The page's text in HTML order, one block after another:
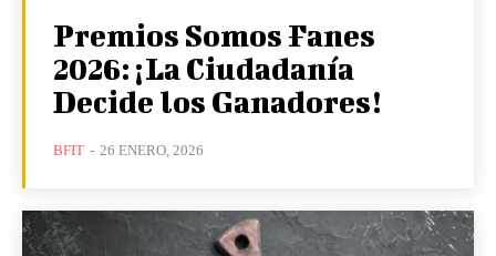
Premios Somos Fanes
2026: ¡La Ciudadanía
Decide los Ganadores!
BFIT - 26 ENERO, 2026